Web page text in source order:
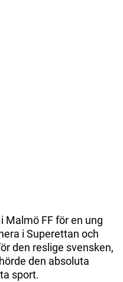
Malmö FF för en ung
i Superettan och
den reslige svensken,
den absoluta
sport.